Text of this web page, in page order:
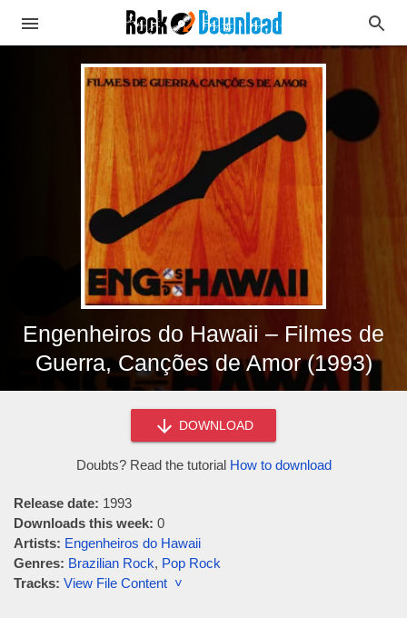
Engenheiros do Hawaii – Filmes de
Guerra, Canções de Amor (1993)
DOWNLOAD
Doubts? Read the tutorial How to download
Release date: 1993
Downloads this week: 0
Artists: Engenheiros do Hawaii
Genres: Brazilian Rock, Pop Rock
Tracks: View File Content ˅